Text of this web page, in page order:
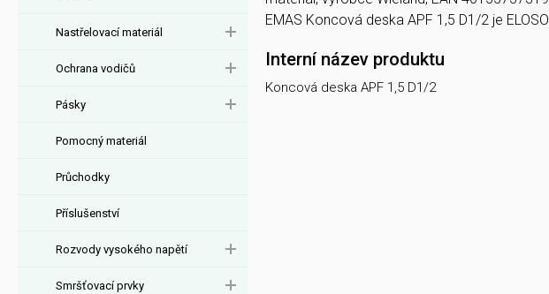
Nastřelovací materiál
Ochrana vodičů
Pásky
Pomocný materiál
Průchodky
Příslušenství
Rozvody vysokého napětí
Smršťovací prvky
EMAS Koncová deska APF 1,5 D1/2 je
Interní název produktu
Koncová deska APF 1,5 D1/2